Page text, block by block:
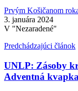
Prvým Košičanom
3. januára 2024
V "Nezaradené"
Predchádzajúci článok
UNLP: Zásoby
Adventná